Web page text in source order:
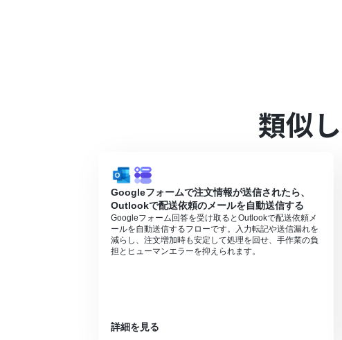
Todoist、OutlookのそれぞれとYoomを連携して
トリガーは5分、10分、15分、30分、60分の間隔
プランによって最短の起動間隔が異なりますので、
に失敗する可能性があります。
類似
Googleフォームで注文情報が送信されたら、
Outlookで配送依頼のメールを自動送信する
Googleフォーム回答を受け取るとOutlookで配送依頼メ
ールを自動送信するフローです。入力転記や送信漏れを
減らし、注文増加時も安定して処理を回せ、手作業の負
担とヒューマンエラーを抑えられます。
詳細を見る